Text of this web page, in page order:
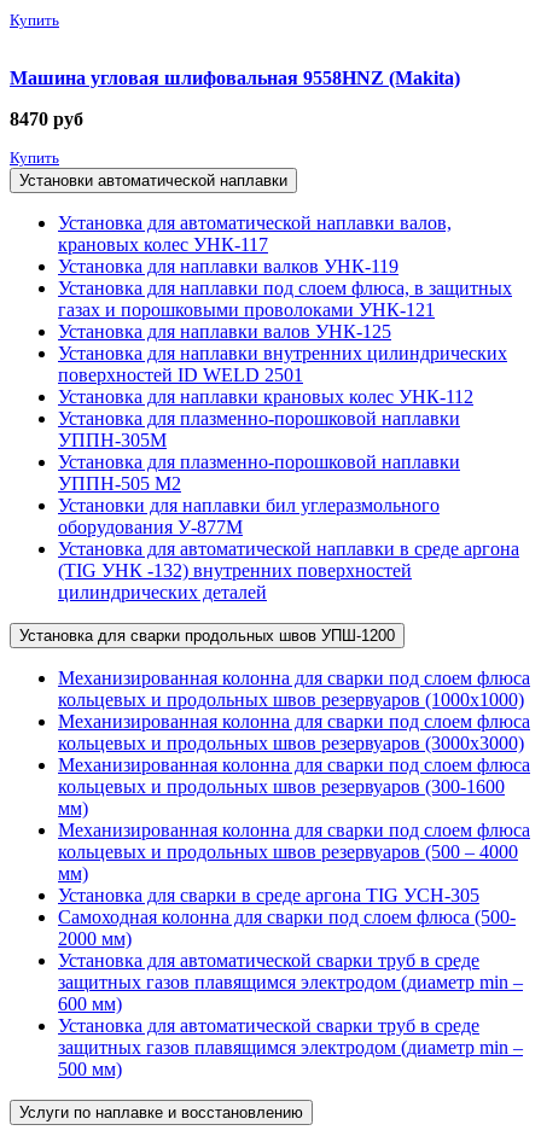
Купить
Машина угловая шлифовальная 9558HNZ (Makita)
8470 руб
Купить
Установки автоматической наплавки
Установка для автоматической наплавки валов,
крановых колес УНК-117
Установка для наплавки валков УНК-119
Установка для наплавки под слоем флюса, в защитных
газах и порошковыми проволоками УНК-121
Установка для наплавки валов УНК-125
Установка для наплавки внутренних цилиндрических
поверхностей ID WELD 2501
Установка для наплавки крановых колес УНК-112
Установка для плазменно-порошковой наплавки
УППН-305М
Установка для плазменно-порошковой наплавки
УППН-505 М2
Установки для наплавки бил углеразмольного
оборудования У-877М
Установка для автоматической наплавки в среде аргона
(TIG УНК -132) внутренних поверхностей
цилиндрических деталей
Установка для сварки продольных швов УПШ-1200
Механизированная колонна для сварки под слоем флюса
кольцевых и продольных швов резервуаров (1000х1000)
Механизированная колонна для сварки под слоем флюса
кольцевых и продольных швов резервуаров (3000х3000)
Механизированная колонна для сварки под слоем флюса
кольцевых и продольных швов резервуаров (300-1600
мм)
Механизированная колонна для сварки под слоем флюса
кольцевых и продольных швов резервуаров (500 – 4000
мм)
Установка для сварки в среде аргона TIG УСН-305
Самоходная колонна для сварки под слоем флюса (500-
2000 мм)
Установка для автоматической сварки труб в среде
защитных газов плавящимся электродом (диаметр min –
600 мм)
Установка для автоматической сварки труб в среде
защитных газов плавящимся электродом (диаметр min –
500 мм)
Услуги по наплавке и восстановлению